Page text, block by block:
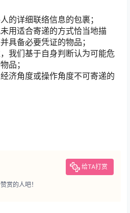
的详细联络信息的包裹；
用适合寄递的方式恰当地描
具备必要凭证的物品；
我们基于自身判断认为可能危
品；
济角度或操作角度不可寄递的
给TA打赏
赏的人吧！